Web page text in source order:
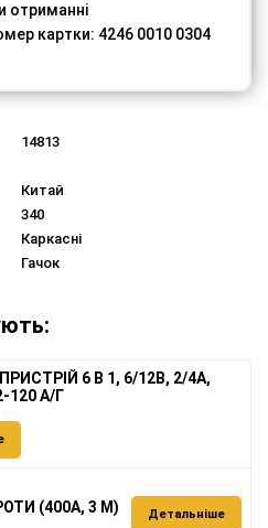
отриманні
картки: 4246 0010 0304
14813
Китай
340
Каркасні
Гачок
6 В 1, 6/12В, 2/4А,
120 А/Г
(400А, 3 М) Детальніше